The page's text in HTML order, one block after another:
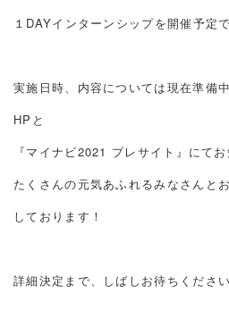
１DAYインターンシップを開催予定
実施日時、内容については現在準備
HPと
『マイナビ2021 プレサイト』にてお
たくさんの元気あふれるみなさんと
しております！
詳細決定まで、しばしお待ちくださ